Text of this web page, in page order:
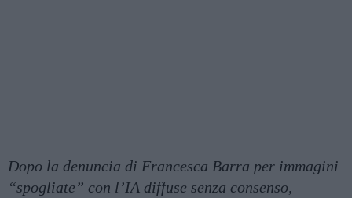
Dopo la denuncia di Francesca Barra per immagini
“spogliate” con l’IA diffuse senza consenso,